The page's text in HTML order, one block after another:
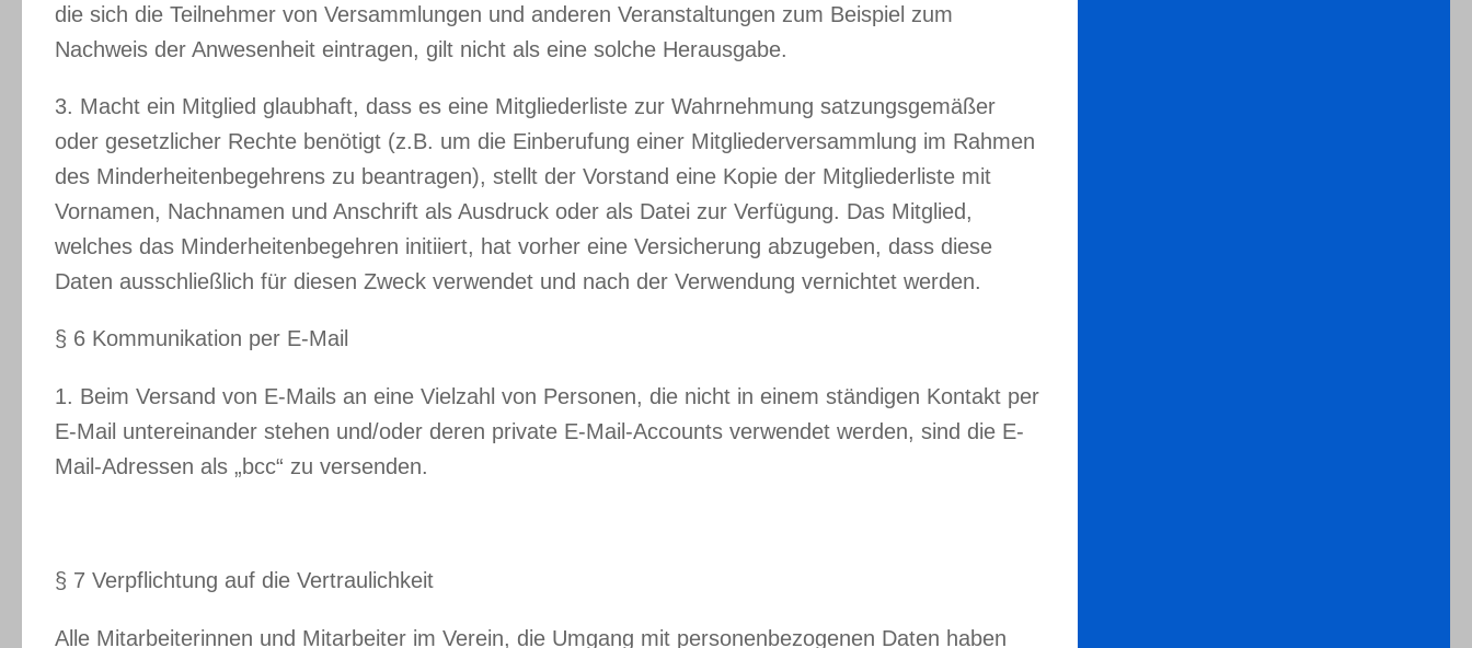
die sich die Teilnehmer von Versammlungen und anderen Veranstaltungen zum Beispiel zum
Nachweis der Anwesenheit eintragen, gilt nicht als eine solche Herausgabe.
3. Macht ein Mitglied glaubhaft, dass es eine Mitgliederliste zur Wahrnehmung satzungsgemäßer
oder gesetzlicher Rechte benötigt (z.B. um die Einberufung einer Mitgliederversammlung im Rahmen
des Minderheitenbegehrens zu beantragen), stellt der Vorstand eine Kopie der Mitgliederliste mit
Vornamen, Nachnamen und Anschrift als Ausdruck oder als Datei zur Verfügung. Das Mitglied,
welches das Minderheitenbegehren initiiert, hat vorher eine Versicherung abzugeben, dass diese
Daten ausschließlich für diesen Zweck verwendet und nach der Verwendung vernichtet werden.
§ 6 Kommunikation per E-Mail
1. Beim Versand von E-Mails an eine Vielzahl von Personen, die nicht in einem ständigen Kontakt per
E-Mail untereinander stehen und/oder deren private E-Mail-Accounts verwendet werden, sind die E-
Mail-Adressen als „bcc“ zu versenden.
§ 7 Verpflichtung auf die Vertraulichkeit
Alle Mitarbeiterinnen und Mitarbeiter im Verein, die Umgang mit personenbezogenen Daten haben